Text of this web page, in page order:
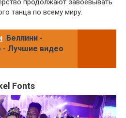
продолжают завоевывать
танца по всему миру.
Беллини -
Лучшие видео
Fonts